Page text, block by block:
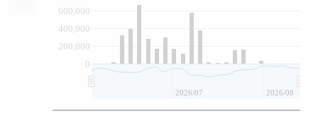
0
200,000
400,000
600,000
2026/07 2026/08